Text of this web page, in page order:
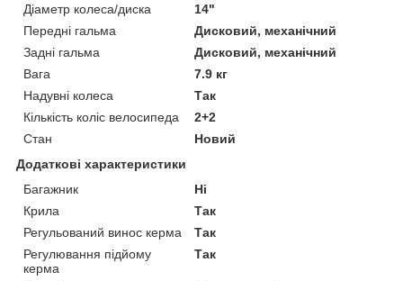
Діаметр колеса/диска
14"
Передні гальма
Дисковий, механічний
Задні гальма
Дисковий, механічний
Вага
7.9 кг
Надувні колеса
Так
Кількість коліс велосипеда
2+2
Стан
Новий
Додаткові характеристики
Багажник
Ні
Крила
Так
Регульований винос керма
Так
Регулювання підйому
керма
Так